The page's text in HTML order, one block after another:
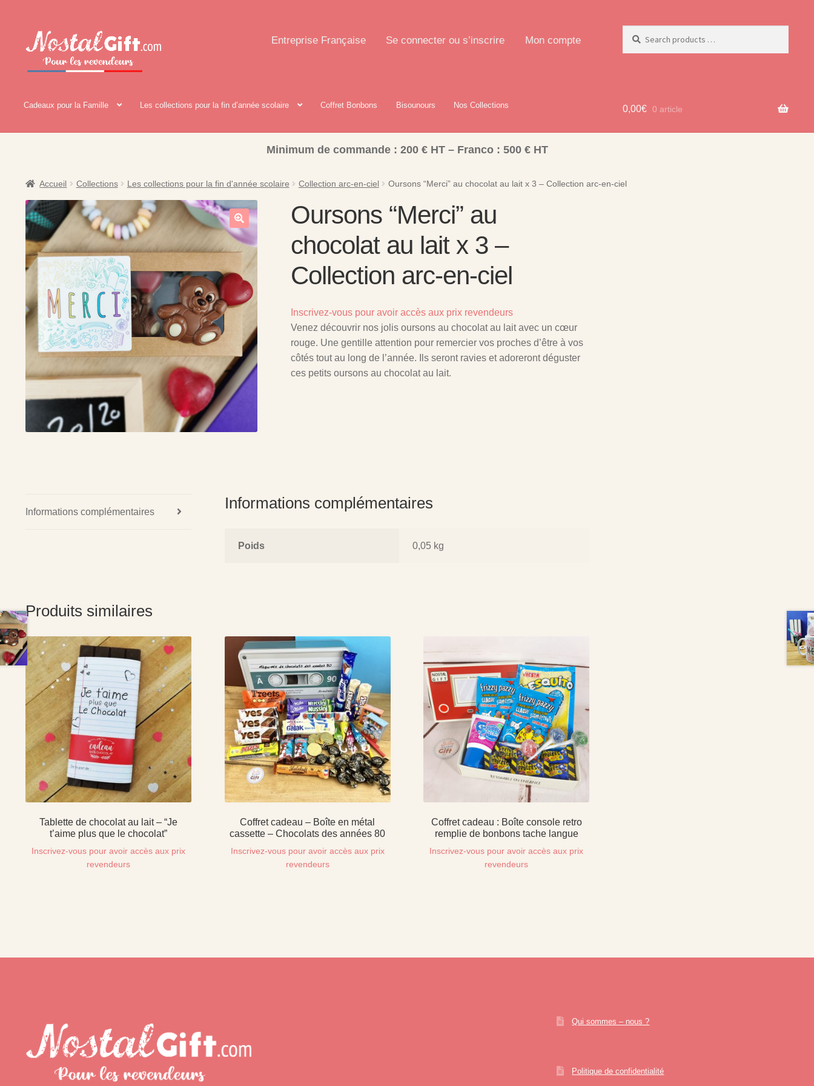
Aller
à
Aller
au
contenu
Entreprise Française Se connecter ou s’inscrire Mon compte
Cadeaux pour la Famille Les collections pour la fin d’année scolaire Coffret Bonbons Bisounours Nos Collections 0,00€ 0 article
Minimum de commande : 200 € HT – Franco : 500 € HT
Accueil Collections Les collections pour la fin d'année scolaire Collection arc-en-ciel Oursons “Merci” au chocolat au lait x 3 – Collection arc-en-ciel
Oursons “Merci” au
chocolat au lait x 3 –
Collection arc-en-ciel
Inscrivez-vous pour avoir accès aux prix revendeurs
Venez découvrir nos jolis oursons au chocolat au lait avec un cœur
rouge. Une gentille attention pour remercier vos proches d’être à vos
côtés tout au long de l’année. Ils seront ravies et adoreront déguster
ces petits oursons au chocolat au lait.
Informations complémentaires
Informations complémentaires
Poids 0,05 kg
Produits similaires
Tablette de chocolat au lait – “Je
t’aime plus que le chocolat”
Inscrivez-vous pour avoir accès aux prix
revendeurs
Coffret cadeau – Boîte en métal
cassette – Chocolats des années 80
Inscrivez-vous pour avoir accès aux prix
revendeurs
Coffret cadeau : Boîte console retro
remplie de bonbons tache langue
Inscrivez-vous pour avoir accès aux prix
revendeurs
Qui sommes – nous ?
Politique de confidentialité